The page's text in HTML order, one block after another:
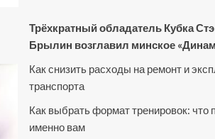
Трёхкратный обладатель Кубка
Брылин возглавил минское
Как снизить расходы на ремонт и
транспорта
Как выбрать формат тренировок: что
именно вам